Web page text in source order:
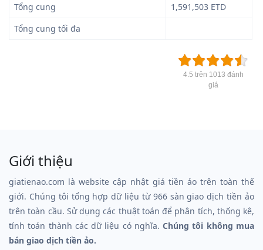
Tổng cung
1,591,503 ETD
Tổng cung tối đa
4.5 trên 1013 đánh
giá
Giới thiệu
giatienao.com là website cập nhật giá tiền ảo trên toàn thế
giới. Chúng tôi tổng hợp dữ liệu từ 966 sàn giao dịch tiền ảo
trên toàn cầu. Sử dụng các thuật toán để phân tích, thống kê,
tính toán thành các dữ liệu có nghĩa.Chúng tôi không mua
bán giao dịch tiền ảo.